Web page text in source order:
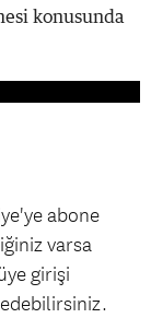
konusunda
abone
varsa
girişi